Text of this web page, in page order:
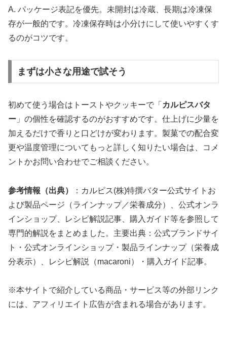
A. パッケージ表記を優先。未開封は冷蔵、長期は冷凍保
存が一般的です。冷凍保存時は小分けにして使いやすくす
るのがコツです。
まずは小さな用途で試そう
初めて使う場合はトーストやクッキーで「 カルピスバタ
ー 」の個性を確認するのがおすすめです。仕上げに少量を
加えるだけで香りと口どけが変わります。製菓での配合変
更や温度管理についてもっと詳しく知りたい場合は、コメ
ントかお問い合わせでご相談ください。
参考情報（出典）
：カルピス(株)特撰バター公式サイトお
よび製品ページ（ラインナップ／栄養成分）、公式オンラ
インショップ、レシピ解説記事、購入ガイド等を参照して
専門的解説をまとめました。主要出典：公式ブランドサイ
ト・公式オンラインショップ・製品ラインナップ（栄養成
分表示）、レシピ解説（macaroni）・購入ガイド記事。
※本サイトで紹介している商品・サービス等の外部リンク
には、アフィリエイト広告が含まれる場合があります。